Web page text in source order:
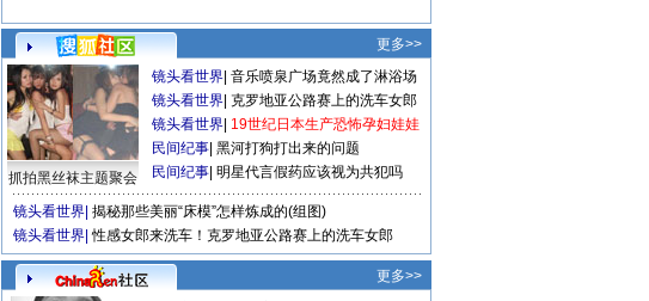
更多>>
抓拍黑丝袜主题聚会
镜头看世界 音乐喷泉广场竟然成了淋浴场
镜头看世界 克罗地亚公路赛上的洗车女郎
镜头看世界 19世纪日本生产恐怖孕妇娃娃
民间纪事 黑河打狗打出来的问题
民间纪事 明星代言假药应该视为共犯吗
镜头看世界 揭秘那些美丽“床模”怎样炼成的(组图)
镜头看世界 性感女郎来洗车！克罗地亚公路赛上的洗车女郎
更多>>